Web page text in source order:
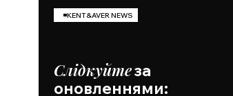
KENT&AVER NEWS
Слідкуйтеза
оновленнями: